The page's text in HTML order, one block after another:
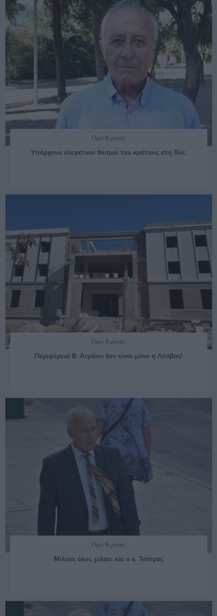
Πριν 8 μήνες
Υπάρχουν ελεγκτικοί θεσμοί του κράτους στη Χίο;
Πριν 9 μήνες
Περιφέρεια Β. Αιγαίου δεν είναι μόνο η Λέσβος!
Πριν 9 μήνες
Μίλανε όλοι, μιλάει και ο κ. Τσίπρας